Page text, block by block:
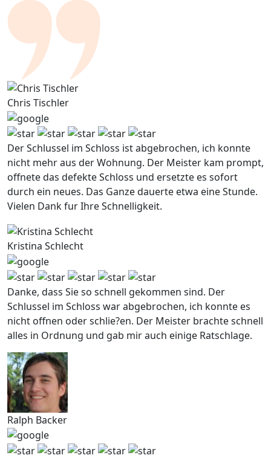
Chris Tischler
Der Schlussel im Schloss ist abgebrochen, ich konnte
nicht mehr aus der Wohnung. Der Meister kam prompt,
offnete das defekte Schloss und ersetzte es sofort
durch ein neues. Das Ganze dauerte etwa eine Stunde.
Vielen Dank fur Ihre Schnelligkeit.
Kristina Schlecht
Danke, dass Sie so schnell gekommen sind. Der
Schlussel im Schloss war abgebrochen, ich konnte es
nicht offnen oder schlie?en. Der Meister brachte schnell
alles in Ordnung und gab mir auch einige Ratschlage.
Ralph Backer